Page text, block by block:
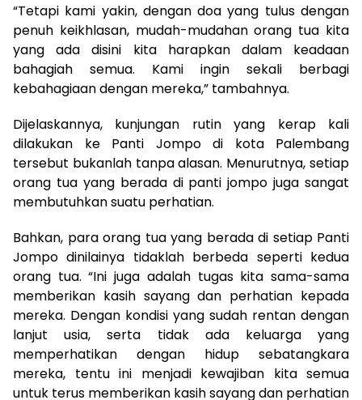
“Tetapi kami yakin, dengan doa yang tulus dengan
penuh keikhlasan, mudah-mudahan orang tua kita
yang ada disini kita harapkan dalam keadaan
bahagiah semua. Kami ingin sekali berbagi
kebahagiaan dengan mereka,” tambahnya.
Dijelaskannya, kunjungan rutin yang kerap kali
dilakukan ke Panti Jompo di kota Palembang
tersebut bukanlah tanpa alasan. Menurutnya, setiap
orang tua yang berada di panti jompo juga sangat
membutuhkan suatu perhatian.
Bahkan, para orang tua yang berada di setiap Panti
Jompo dinilainya tidaklah berbeda seperti kedua
orang tua. “Ini juga adalah tugas kita sama-sama
memberikan kasih sayang dan perhatian kepada
mereka. Dengan kondisi yang sudah rentan dengan
lanjut usia, serta tidak ada keluarga yang
memperhatikan dengan hidup sebatangkara
mereka, tentu ini menjadi kewajiban kita semua
untuk terus memberikan kasih sayang dan perhatian